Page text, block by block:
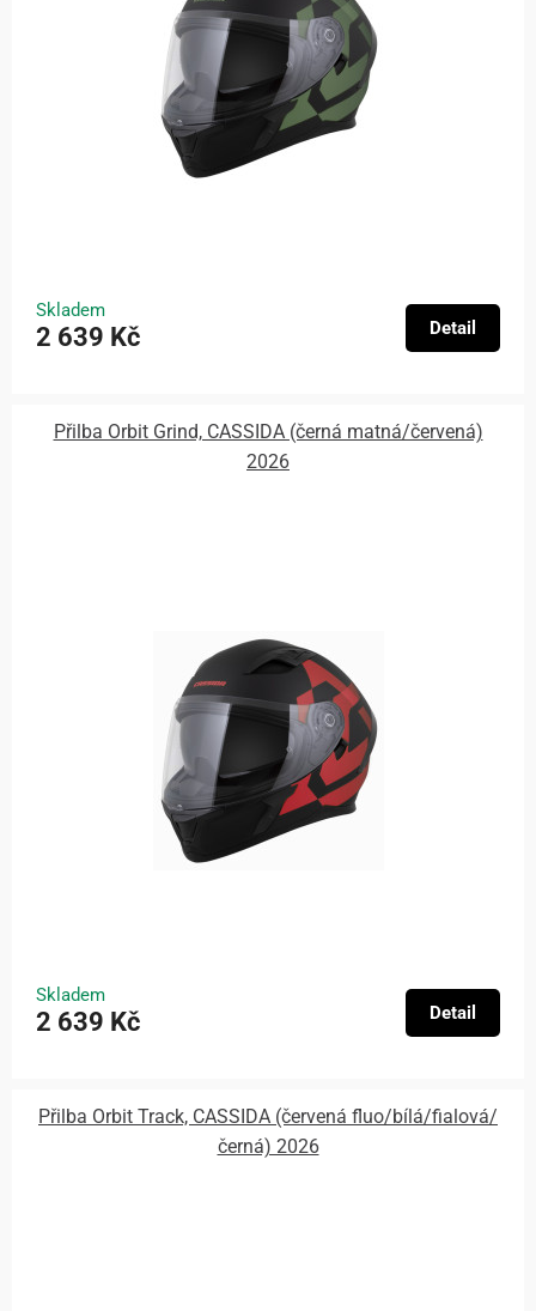
Skladem
2 639 Kč Detail
Přilba Orbit Grind, CASSIDA (černá matná/červená)
2026
Skladem
2 639 Kč Detail
Přilba Orbit Track, CASSIDA (červená fluo/bílá/fialová/
černá) 2026